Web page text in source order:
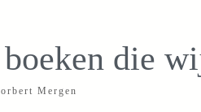
Peulgroenten
Tomaten
die
Mergen